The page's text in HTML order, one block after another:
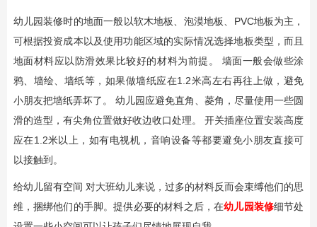
幼儿园装修时的地面一般以软木地板、泡漠地板、PVC地板为主，
可根据投资成本以及使用功能区域的实际情况选择地板类型，而且
地面材料应以防滑效果比较好的材料为前提。 墙面一般会做些涂
鸦、墙绘、墙纸等，如果做墙纸应在1.2米高左右再往上做，避免
小朋友把墙纸弄坏了。 幼儿园应避免直角、菱角，尽量使用一些圆
滑的造型，有尖角位置做好收边收口处理。 开关插座位置安装高度
应在1.2米以上，如有电视机，音响设备等都要避免小朋友直接可
以接触到。
给幼儿留有空间 对大班幼儿来说，过多的材料反而会束缚他们的思
维，捆绑他们的手脚。提供必要的材料之后，在幼儿园装修细节处